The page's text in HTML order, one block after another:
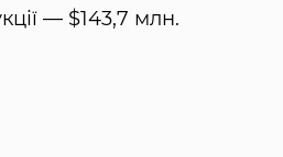
— $143,7 млн.